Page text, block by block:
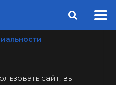
сайт, вы